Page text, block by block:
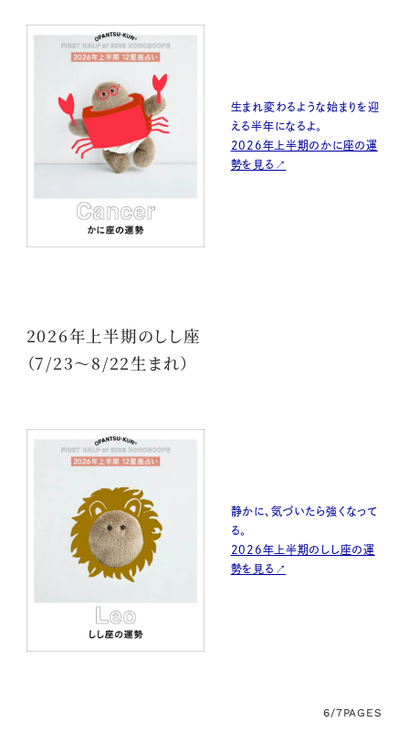
生まれ変わるような始まりを迎
える半年になるよ。
2026年上半期のかに座の運
勢を見る↗
2026年上半期のしし座
（7/23〜8/22生まれ）
静かに、気づいたら強くなって
る。
2026年上半期のしし座の運
勢を見る↗
6/7PAGES